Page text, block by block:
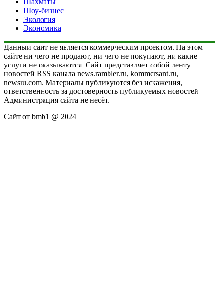
Шоу-бизнес
Экология
Экономика
Данный сайт не является коммерческим проектом. На этом
сайте ни чего не продают, ни чего не покупают, ни какие
услуги не оказываются. Сайт представляет собой ленту
новостей RSS канала news.rambler.ru, kommersant.ru,
newsru.com. Материалы публикуются без искажения,
ответственность за достоверность публикуемых новостей
Администрация сайта не несёт.
Сайт от bmb1 @ 2024